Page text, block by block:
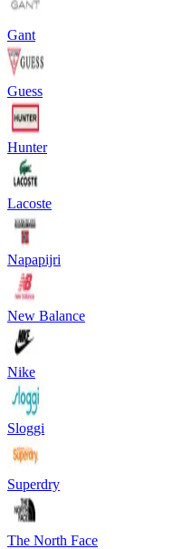
Gant
Guess
Hunter
Lacoste
Napapijri
New Balance
Nike
Sloggi
Superdry
The North Face